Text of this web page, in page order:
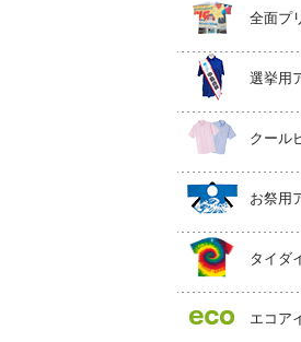
全面プ
選挙用
クール
お祭用
タイダ
エコア